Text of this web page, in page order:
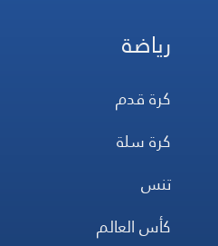
رياضة
كرة قدم
كرة سلة
تنس
كأس العالم